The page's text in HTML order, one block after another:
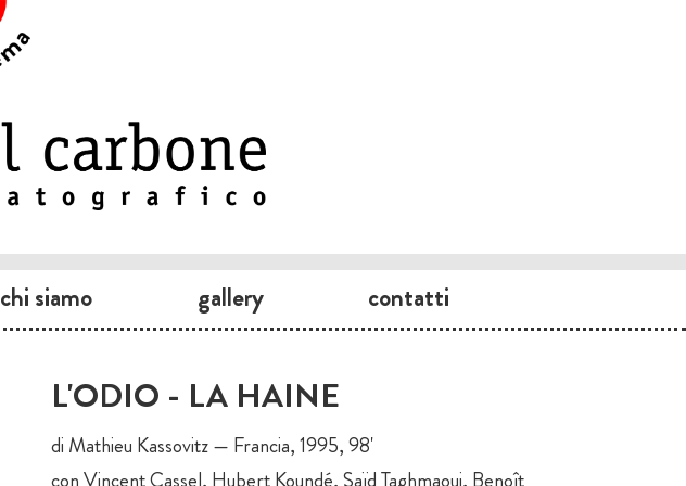
chi siamo gallery contatti
L'ODIO - LA HAINE
di Mathieu Kassovitz — Francia, 1995, 98'